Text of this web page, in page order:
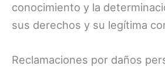
conocimiento y la
sus derechos y su legítima
Reclamaciones por daños